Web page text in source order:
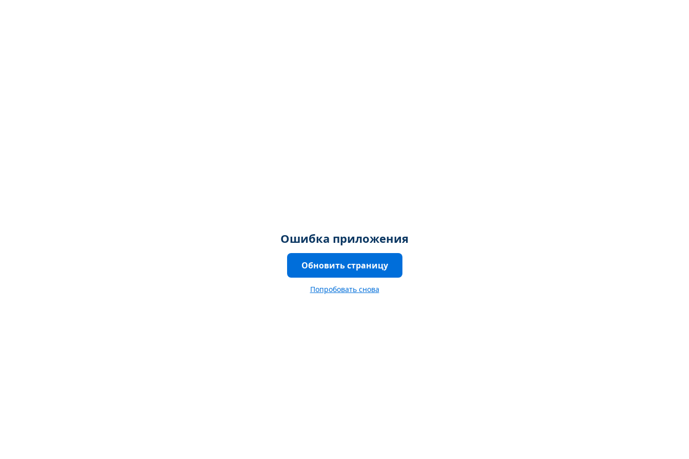
Ошибка приложения
Обновить страницу
Попробовать снова